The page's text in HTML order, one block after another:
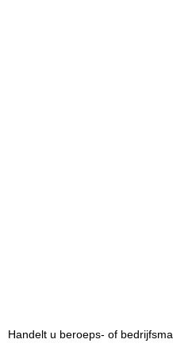
Handelt u beroeps- of